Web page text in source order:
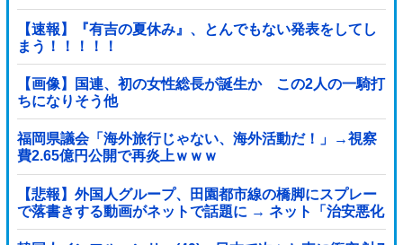
【速報】『有吉の夏休み』、とんでもない発表をしてし
まう！！！！！
【画像】国連、初の女性総長が誕生か この2人の一騎打
ちになりそう他
福岡県議会「海外旅行じゃない、海外活動だ！」→視察
費2.65億円公開で再炎上ｗｗｗ
【悲報】外国人グループ、田園都市線の橋脚にスプレー
で落書きする動画がネットで話題に → ネット「治安悪化
の始まり」